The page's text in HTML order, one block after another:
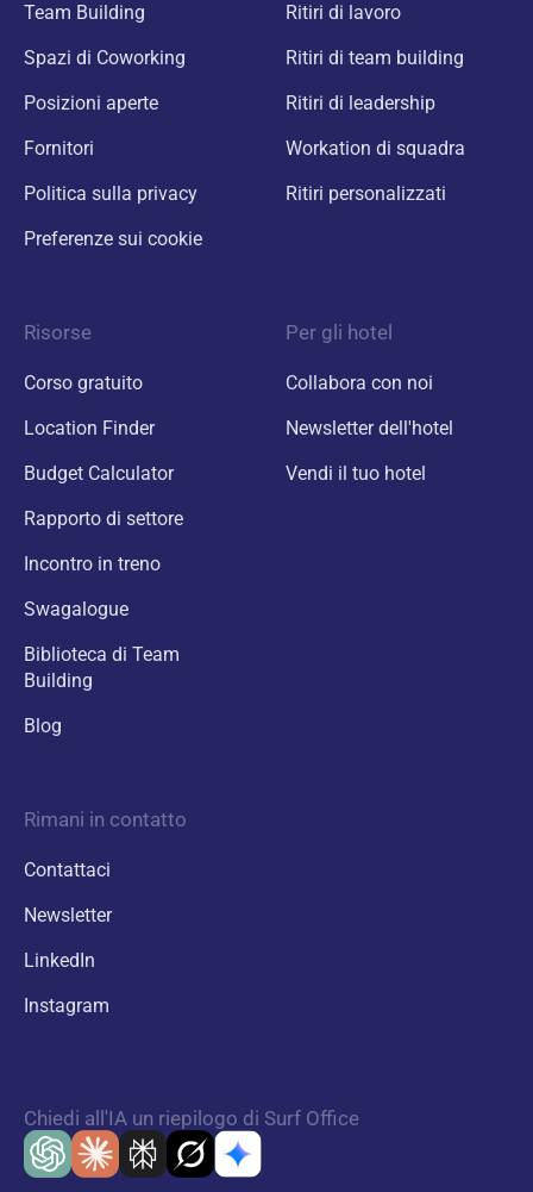
Team Building
Spazi di Coworking
Posizioni aperte
Fornitori
Politica sulla privacy
Preferenze sui cookie
Ritiri di lavoro
Ritiri di team building
Ritiri di leadership
Workation di squadra
Ritiri personalizzati
Risorse
Corso gratuito
Location Finder
Budget Calculator
Rapporto di settore
Incontro in treno
Swagalogue
Biblioteca di Team
Building
Blog
Per gli hotel
Collabora con noi
Newsletter dell'hotel
Vendi il tuo hotel
Rimani in contatto
Contattaci
Newsletter
LinkedIn
Instagram
Chiedi all'IA un riepilogo di Surf Office